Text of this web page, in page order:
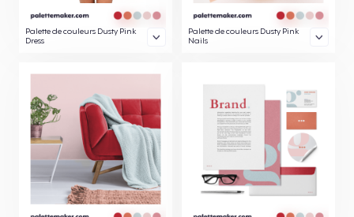
Palette de couleurs Dusty Pink
Dress
Palette de couleurs Dusty Pink
Nails